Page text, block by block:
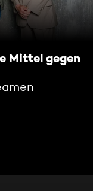
Mittel gegen